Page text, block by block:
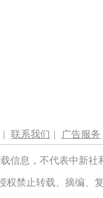
| 联系我们 | 广告服务
信息，不代表中新
权禁止转载、摘编、